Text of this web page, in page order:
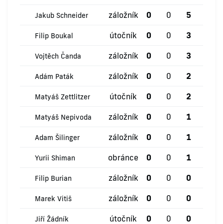
Jakub Schneider záložník 0 0 5
Filip Boukal útočník 0 0 3
Vojtěch Čanda záložník 0 0 3
Adám Paták záložník 0 0 2
Matyáš Zettlitzer útočník 0 0 2
Matyáš Nepivoda záložník 0 0 1
Adam Šilinger záložník 0 0 1
Yurii Shiman obránce 0 0 1
Filip Burian záložník 0 0 0
Marek Vitiš záložník 0 0 0
Jiří Žádník útočník 0 0 0